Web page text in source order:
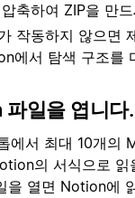
축하여 ZIP을 만
작동하지 않으면
에서 탐색 구조를
일을 엽니다.
에서 최대 10개의
의 서식으로 읽
을 열면 Notion에